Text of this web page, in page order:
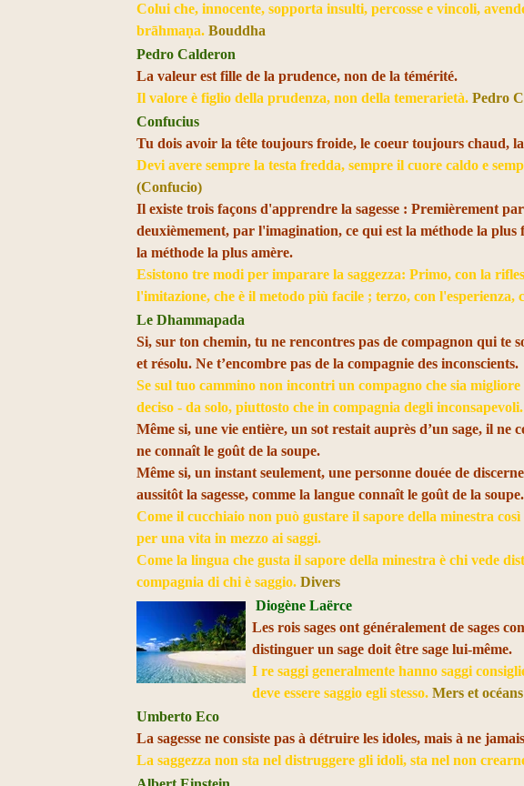
Colui che, innocente, sopporta insulti, percosse e vincoli,
brāhmaṇa.Bouddha
Pedro Calderon
La valeur est fille de la prudence, non de la témérité.
Il valore è figlio della prudenza, non della temerarietà.Pedro
Confucius
Tu dois avoir la tête toujours froide, le coeur toujours chaud,
Devi avere sempre la testa fredda, sempre il cuore caldo e
(Confucio)
Il existe trois façons d'apprendre la sagesse : Premièrement
deuxièmement, par l'imagination, ce qui est la méthode la
la méthode la plus amère.
Esistono tre modi per imparare la saggezza: Primo, con la
l'imitazione, che è il metodo più facile ; terzo, con
Le Dhammapada
Si, sur ton chemin, tu ne rencontres pas de compagnon qui te
et résolu. Ne t’encombre pas de la compagnie des inconscients.
Se sul tuo cammino non incontri un compagno che sia
deciso - da solo, piuttosto che in compagnia degli
Même si, une vie entière, un sot restait auprès d’un sage, il ne
ne connaît le goût de la soupe.
Même si, un instant seulement, une personne douée de
aussitôt la sagesse, comme la langue connaît le goût de la soupe.
Come il cucchiaio non può gustare il sapore della minestra
per una vita in mezzo ai saggi.
Come la lingua che gusta il sapore della minestra è chi vede
compagnia di chi è saggio.Divers
Diogène Laërce
Les rois sages ont généralement de sages
distinguer un sage doit être sage lui-même.
I re saggi generalmente hanno saggi
deve essere saggio egli stesso.Mers et océans
Umberto Eco
La sagesse ne consiste pas à détruire les idoles, mais à ne
La saggezza non sta nel distruggere gli idoli, sta nel non